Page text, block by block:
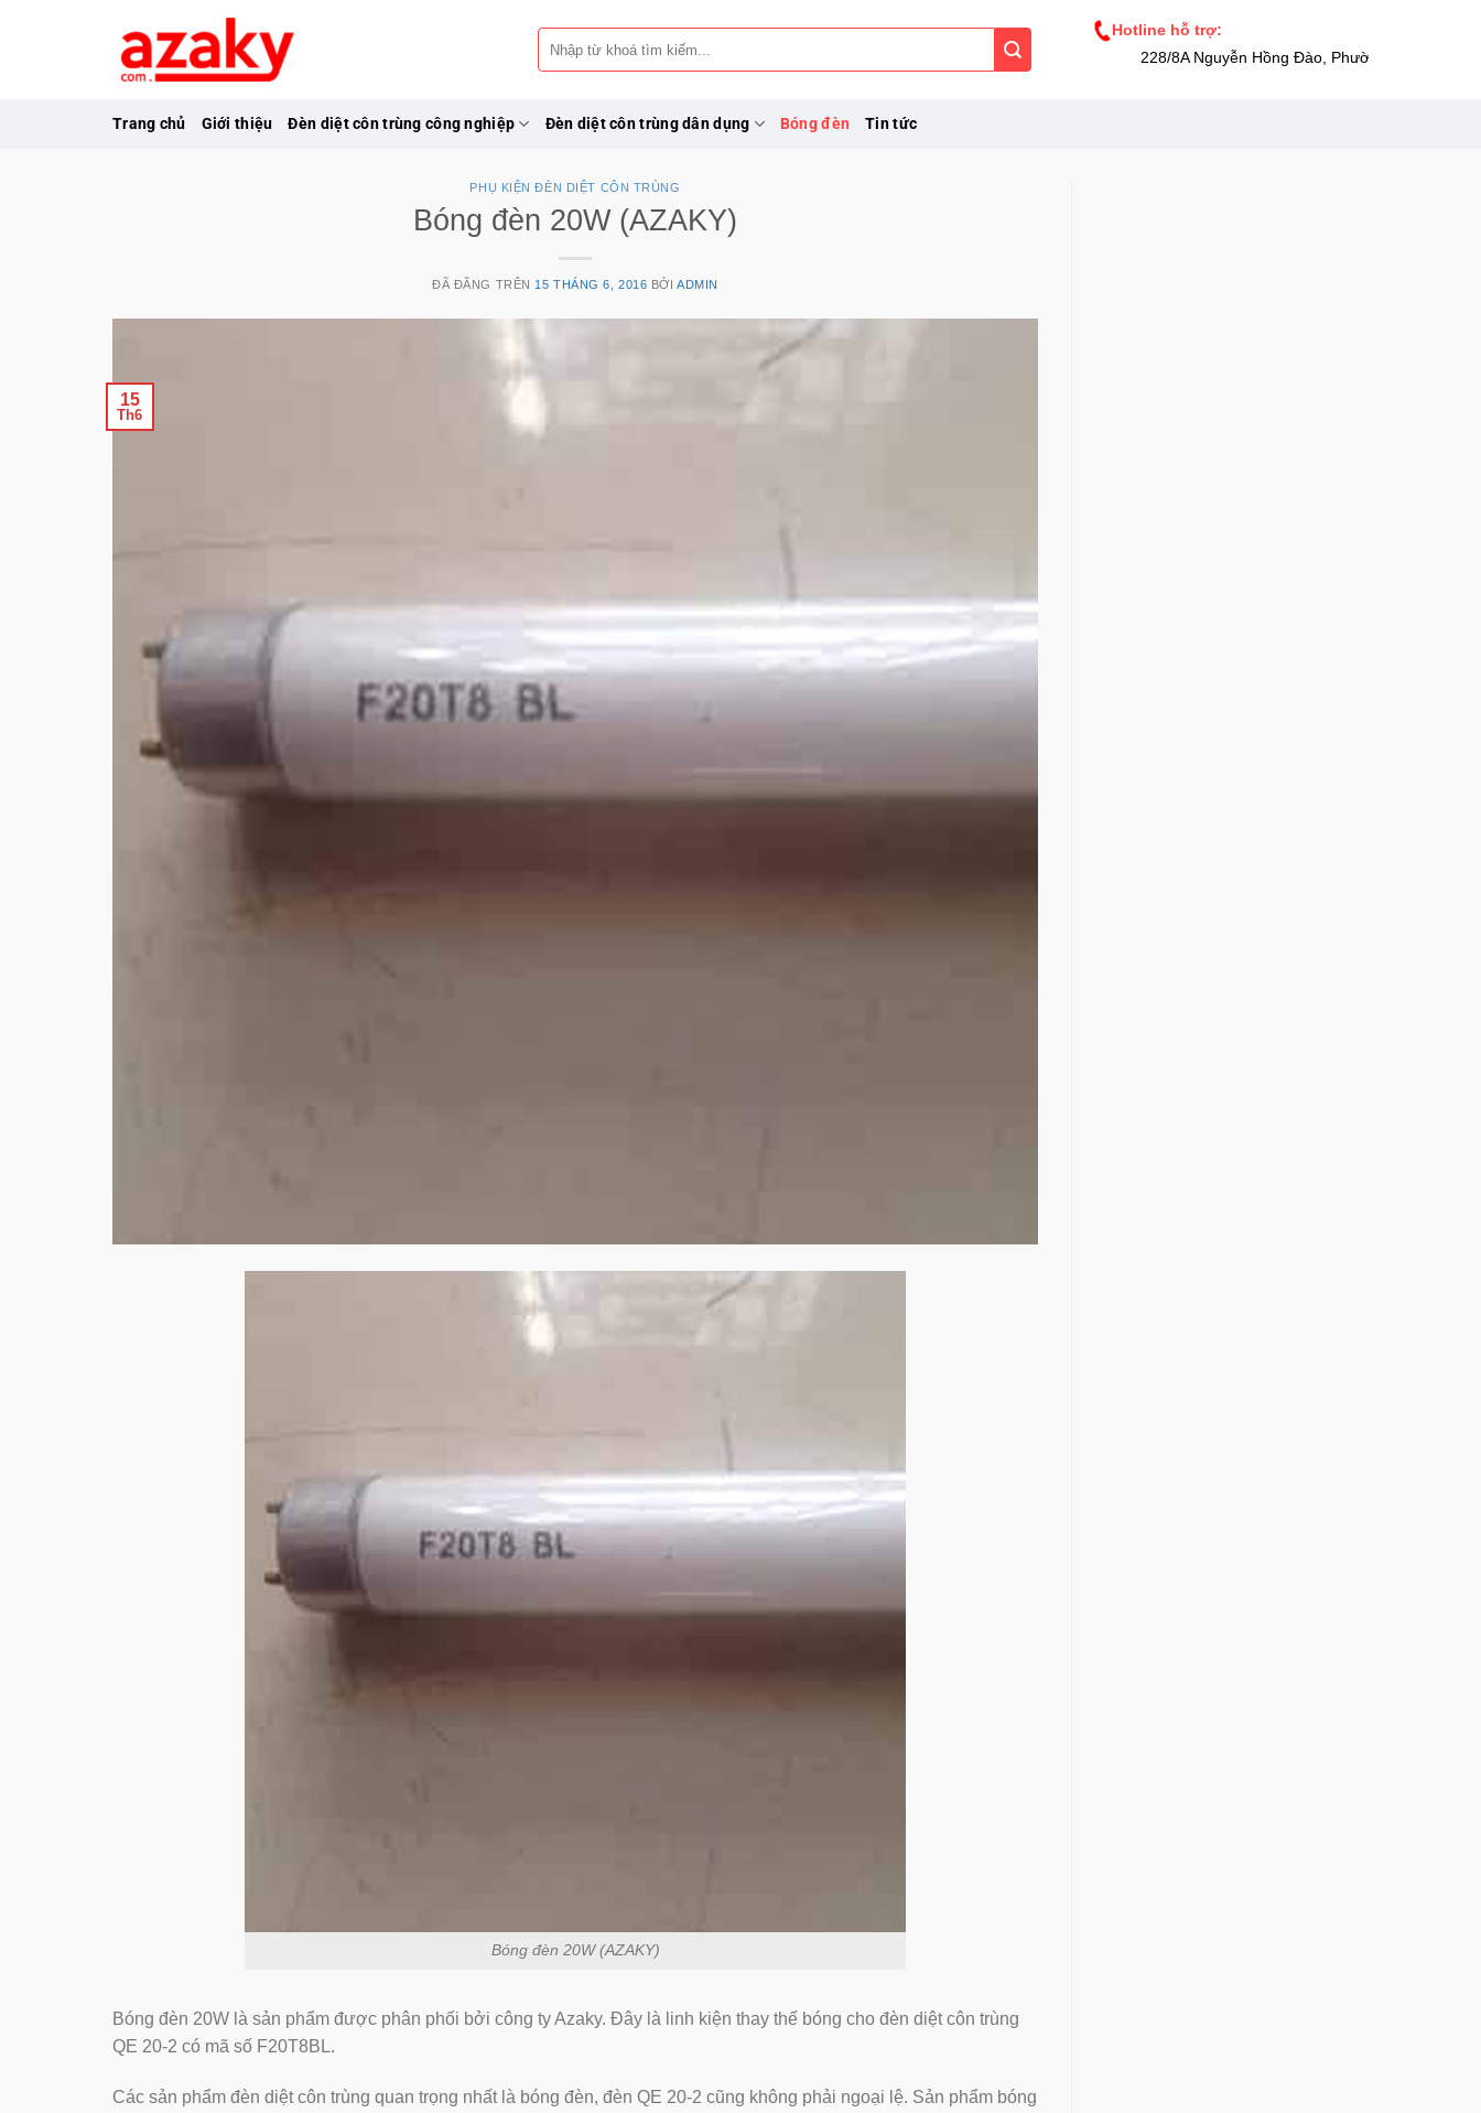
Tìm
kiếm:
Hotline hỗ trợ:
228/8A Nguyễn Hồng Đào, Phường 14, Tân Bình,
Trang chủ Giới thiệu Đèn diệt côn trùng công nghiệp Đèn diệt côn trùng dân dụng Bóng đèn Tin tức
PHỤ KIỆN ĐÈN DIỆT CÔN TRÙNG
Bóng đèn 20W (AZAKY)
ĐÃ ĐĂNG TRÊN 15 THÁNG 6, 2016 BỞIADMIN
15
Th6
Bóng đèn 20W (AZAKY)
Bóng đèn 20W là sản phẩm được phân phối bởi công ty Azaky. Đây là linh kiện thay thế bóng cho đèn diệt côn trùng
QE 20-2 có mã số F20T8BL.
Các sản phẩm đèn diệt côn trùng quan trọng nhất là bóng đèn, đèn QE 20-2 cũng không phải ngoại lệ. Sản phẩm bóng